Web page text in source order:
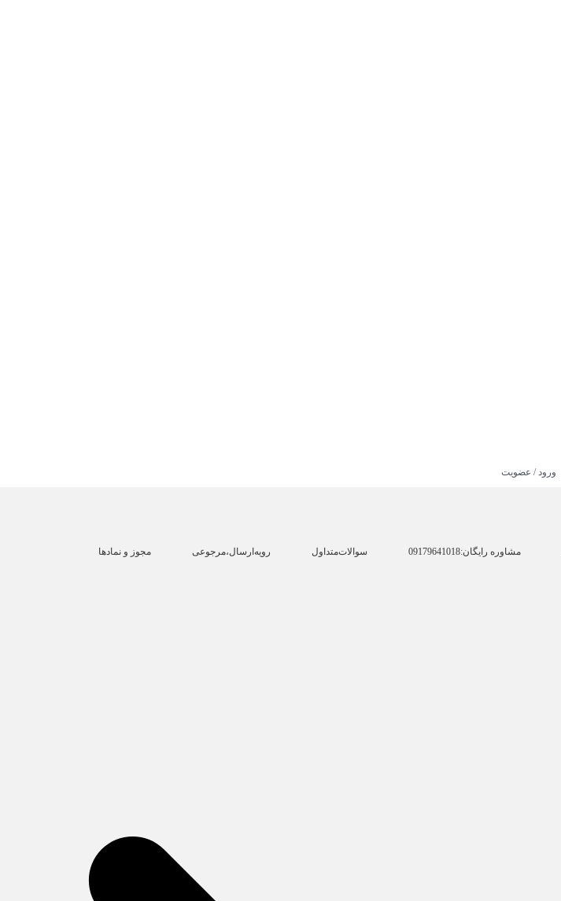
ورود / عضویت
مشاوره رایگان:09179641018 سوالات‌متداول رویه‌ارسال،مرجوعی مجوز و نمادها